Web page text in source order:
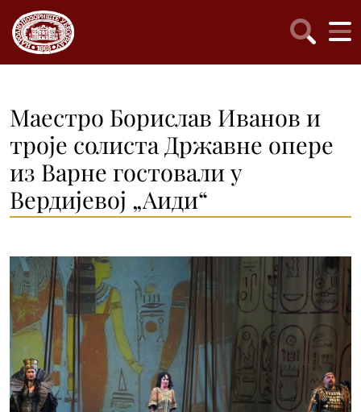
Маестро Борислав Иванов и
троје солиста Државне опере
из Варне гостовали у
Вердијевој „Аиди“